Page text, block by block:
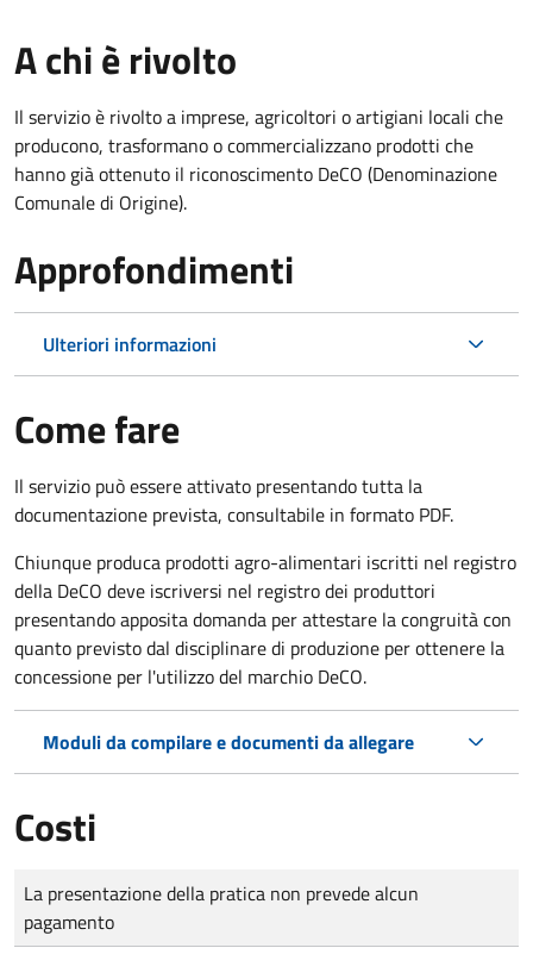
A chi è rivolto
Il servizio è rivolto a imprese, agricoltori o artigiani locali che
producono, trasformano o commercializzano prodotti che
hanno già ottenuto il riconoscimento DeCO (Denominazione
Comunale di Origine).
Approfondimenti
Ulteriori informazioni
Come fare
Il servizio può essere attivato presentando tutta la
documentazione prevista, consultabile in formato PDF.
Chiunque produca prodotti agro-alimentari iscritti nel registro
della DeCO deve iscriversi nel registro dei produttori
presentando apposita domanda per attestare la congruità con
quanto previsto dal disciplinare di produzione per ottenere la
concessione per l'utilizzo del marchio DeCO.
Moduli da compilare e documenti da allegare
Costi
Tipo di pagamento
Importo
La presentazione della pratica non prevede alcun
pagamento